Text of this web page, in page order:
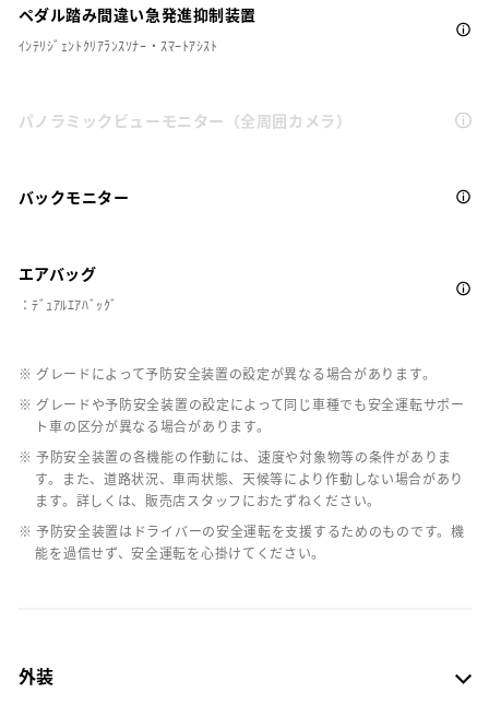
ペダル踏み間違い急発進抑制装置
ｲﾝﾃﾘｼﾞｪﾝﾄｸﾘｱﾗﾝｽｿﾅｰ・ｽﾏｰﾄｱｼｽﾄ
パノラミックビューモニター（全周囲カメラ）
バックモニター
エアバッグ
：ﾃﾞｭｱﾙｴｱﾊﾞｯｸﾞ
※ グレードによって予防安全装置の設定が異なる場合があります。
※ グレードや予防安全装置の設定によって同じ車種でも安全運転サポー
ト車の区分が異なる場合があります。
※ 予防安全装置の各機能の作動には、速度や対象物等の条件がありま
す。また、道路状況、車両状態、天候等により作動しない場合があり
ます。詳しくは、販売店スタッフにおたずねください。
※ 予防安全装置はドライバーの安全運転を支援するためのものです。機
能を過信せず、安全運転を心掛けてください。
外装